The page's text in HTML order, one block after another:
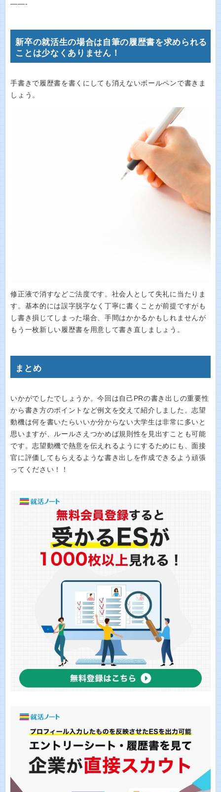
——-
新卒の就活生の場合は自筆の履歴書を求められる
ことは少なくありません！
手書きで履歴書を書くにしても消えないボールペンで書きま
しょう。
修正液で消すなどご法度です。社会人として失礼に当たりま
す。基本的には誤字脱字なく丁寧に書くことが前提ですがも
し書き損じてしまった場合、手間はかかるかもしれませんが
もう一枚新しい履歴書を用意して書き直しましょう。
まとめ
いかがでしたでしょうか。今回は自己PRの書き出しの重要性
から書き方のポイントなど例文を交えて紹介しました。志望
動機は何を書いたらいいか分からない大学生は非常に多いと
思いますが、ルールさえつかめば規則性を見出すことも可能
です。志望動機で熱意を伝えれるようにするためにも、面接
官に評価してもらえるような書き出しを作成できるよう頑張
ってください！！